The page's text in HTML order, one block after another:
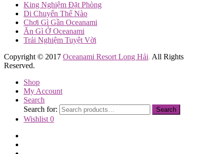
King Nghiệm Đặt Phòng
Di Chuyển Thế Nào
Chơi Gì Gần Oceanami
Ăn Gì Ở Oceanami
Trải Nghiệm Tuyệt Vời
Copyright © 2017 Oceanami Resort Long Hải. All Rights
Reserved.
Shop
My Account
Search
Search for:
Search
Wishlist 0